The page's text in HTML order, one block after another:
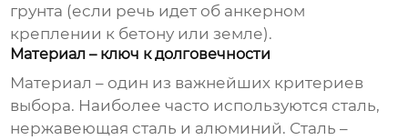
грунта (если речь идет об анкерном
креплении к бетону или земле).
Материал – ключ к долговечности
Материал – один из важнейших критериев
выбора. Наиболее часто используются сталь,
нержавеющая сталь и алюминий. Сталь –